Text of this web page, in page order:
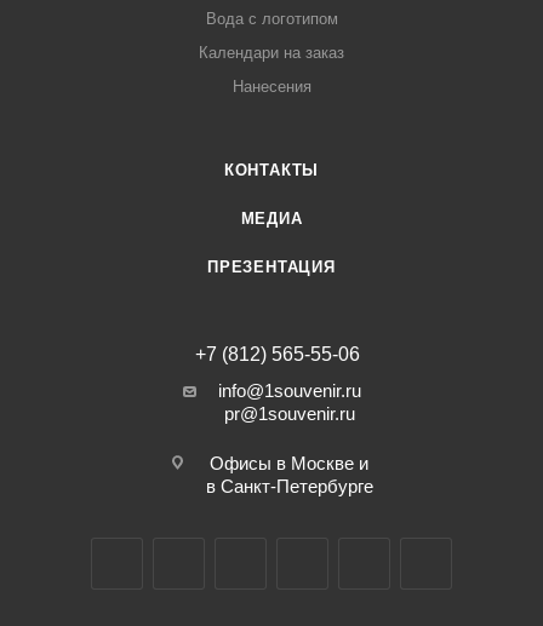
Вода с логотипом
Календари на заказ
Нанесения
КОНТАКТЫ
МЕДИА
ПРЕЗЕНТАЦИЯ
+7 (812) 565-55-06
info@1souvenir.ru
pr@1souvenir.ru
Офисы в Москве и
в Санкт-Петербурге